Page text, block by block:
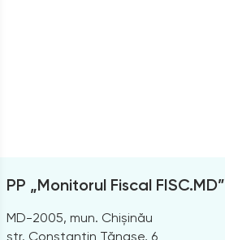
PP „Monitorul Fiscal FISC.MD”
MD-2005, mun. Chișinău
str. Constantin Tănase, 6